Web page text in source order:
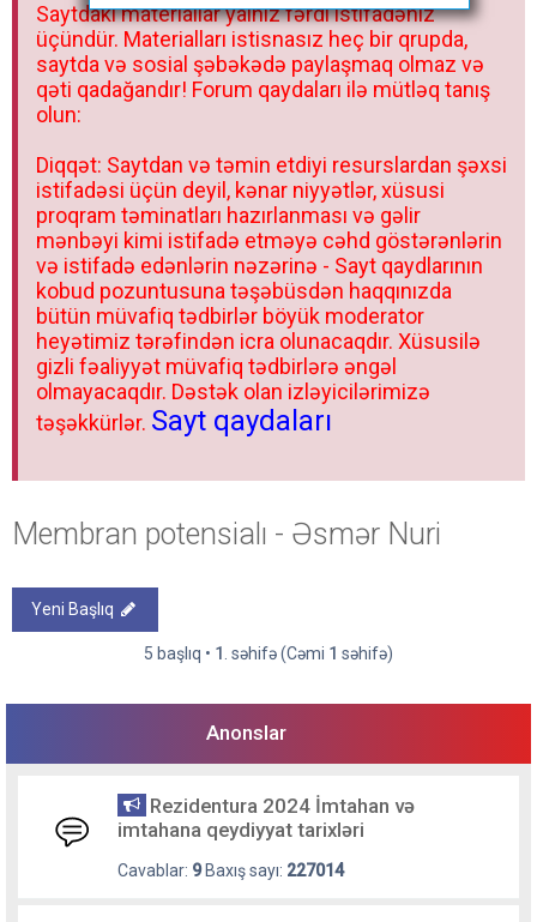
Saytdakı materiallar yalnız fərdi istifadəniz
üçündür. Materialları istisnasız heç bir qrupda,
saytda və sosial şəbəkədə paylaşmaq olmaz və
qəti qadağandır! Forum qaydaları ilə mütləq tanış
olun:
Diqqət: Saytdan və təmin etdiyi resurslardan şəxsi
istifadəsi üçün deyil, kənar niyyətlər, xüsusi
proqram təminatları hazırlanması və gəlir
mənbəyi kimi istifadə etməyə cəhd göstərənlərin
və istifadə edənlərin nəzərinə - Sayt qaydlarının
kobud pozuntusuna təşəbüsdən haqqınızda
bütün müvafiq tədbirlər böyük moderator
heyətimiz tərəfindən icra olunacaqdır. Xüsusilə
gizli fəaliyyət müvafiq tədbirlərə əngəl
olmayacaqdır. Dəstək olan izləyicilərimizə
təşəkkürlər. Sayt qaydaları
Membran potensialı - Əsmər Nuri
Yeni Başlıq
5 başlıq • 1 . səhifə (Cəmi 1 səhifə)
Anonslar
Rezidentura 2024 İmtahan və
imtahana qeydiyyat tarixləri
Cavablar: 9Baxış sayı: 227014